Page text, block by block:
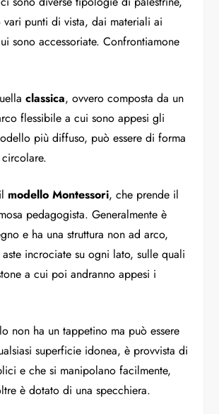
punti di vista, dai materiali ai
sono accessoriate. Confrontiamone
classica, ovvero composta da un
flessibile a cui sono appesi gli
più diffuso, può essere di forma
modello Montessori, che prende il
pedagogista. Generalmente è
e ha una struttura non ad arco,
incrociate su ogni lato, sulle quali
a cui poi andranno appesi i
non ha un tappetino ma può essere
superficie idonea, è provvista di
e che si manipolano facilmente,
è dotato di una specchiera.